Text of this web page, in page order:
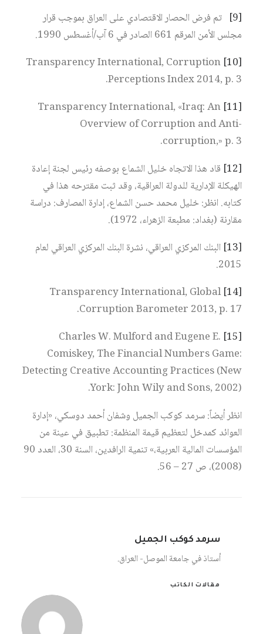
[9]
تم فرض الحصار الاقتصادي على العراق بموجب قرار
مجلس الأمن المرقم 661 الصادر في 6 آب/أغسطس 1990.
[10]
Transparency International, Corruption
Perceptions Index 2014, p. 3.
[11]
Transparency International, «Iraq: An
Overview of Corruption and Anti-
corruption,» p. 3.
[12]
قاد هذا الاتجاه خليل الشماع بوصفه رئيس لجنة إعادة
الهيكلة الإدارية للدولة العراقية، وقد ثبت مقترحه هذا في
كتابه. انظر: خليل محمد حسن الشماع، إدارة المصارف: دراسة
مقارنة (بغداد: مطبعة الزهراء، 1972).
[13]
البنك المركزي العراقي، نشرة البنك المركزي العراقي لعام
2015.
[14]
Transparency International, Global
Corruption Barometer 2013, p. 17.
[15]
Charles W. Mulford and Eugene E.
Comiskey, The Financial Numbers Game:
Detecting Creative Accounting Practices (New
York: John Wily and Sons, 2002).
انظر أيضاً: سرمد كوكب الجميل وشفان أحمد دوسكي، «إدارة
العوائد كمدخل لتعظيم قيمة المنظمة: تطبيق في عينة من
المؤسسات المالية العربية،» تنمية الرافدين، السنة 30، العدد 90
(2008)، ص 27 – 56.
سرمد كوكب الجميل
أستاذ في جامعة الموصل- العراق.
مقالات الكاتب